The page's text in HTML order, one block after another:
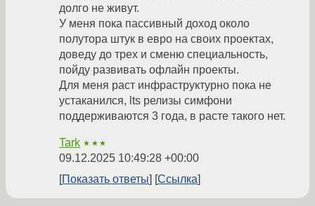
долго не живут.
У меня пока пассивный доход около
полутора штук в евро на своих проектах,
доведу до трех и сменю специальность,
пойду развивать офлайн проекты.
Для меня раст инфраструктурно пока не
устаканился, lts релизы симфони
поддерживаются 3 года, в расте такого нет.
Tark ★★★
09.12.2025 10:49:28 +00:00
Показать ответы
Ссылка